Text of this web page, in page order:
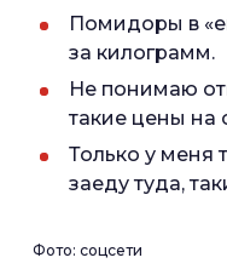
Помидоры в
за килограмм.
Не понимаю
такие цены на
Только у меня
заеду туда,
Фото: соцсети